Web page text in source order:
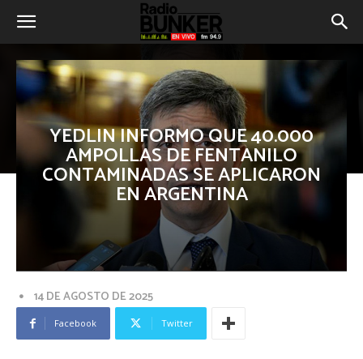
YEDLIN INFORMO QUE 40.000
AMPOLLAS DE FENTANILO
CONTAMINADAS SE APLICARON
EN ARGENTINA
14 DE AGOSTO DE 2025
Facebook Twitter